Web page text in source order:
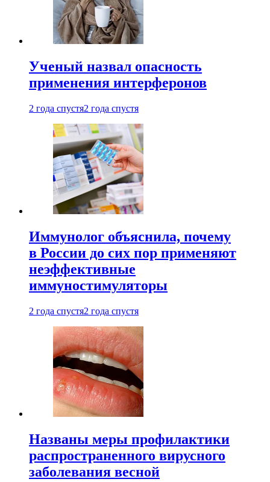
Ученый назвал опасность
применения интерферонов
2 года спустя2 года спустя
Иммунолог объяснила, почему
в России до сих пор применяют
неэффективные
иммуностимуляторы
2 года спустя2 года спустя
Названы меры профилактики
распространенного вирусного
заболевания весной